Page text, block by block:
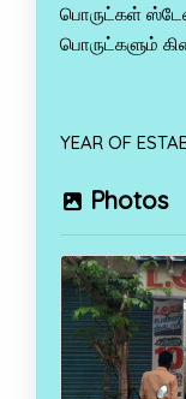
பொருட்கள்
பொருட்களும்
YEAR OF
Photos